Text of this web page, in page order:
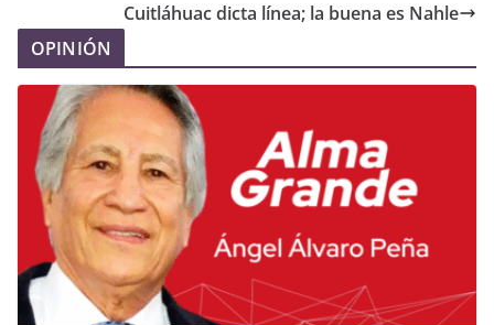
Cuitláhuac dicta línea; la buena es Nahle
OPINIÓN